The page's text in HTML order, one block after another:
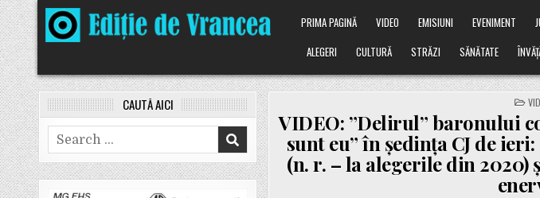
Skip
to
content
PRIMA PAGINĂ VIDEO EMISIUNI EVENIMENT
ALEGERI
CULTURĂ STRĂZI SĂNĂTATE
IN
VIDEO: ”Delirul” baronului
sunt eu” în ședința CJ de
(n. r. – la alegerile din 2020)
CAUTĂ AICI
Search
for: